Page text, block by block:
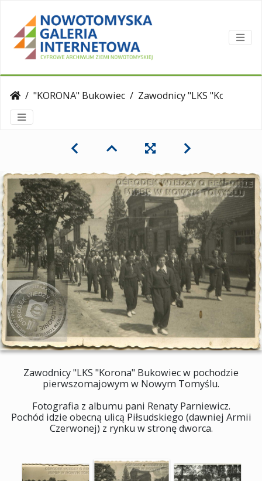
"KORONA" Bukowiec Zawodnicy "LKS "Korona" Bukowiec w pochodzie pierwszomajowym w Nowym Tomyślu.
Zawodnicy "LKS "Korona" Bukowiec w pochodzie
pierwszomajowym w Nowym Tomyślu.
Fotografia z albumu pani Renaty Parniewicz.
Pochód idzie obecną ulicą Piłsudskiego (dawniej Armii
Czerwonej) z rynku w stronę dworca.